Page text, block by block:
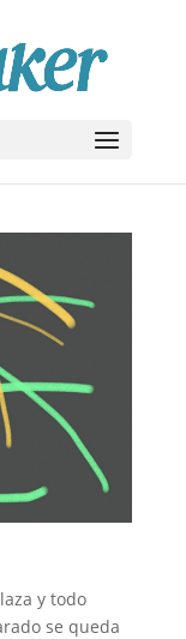
y todo
se queda